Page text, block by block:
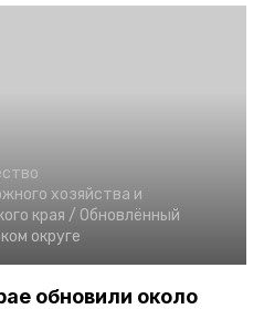
хозяйства и
края / Обновлённый
округе
обновили около